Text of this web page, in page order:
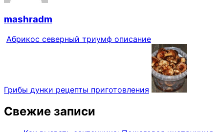
mashradm
Абрикос северный триумф описание
Грибы дунки рецепты приготовления
Свежие записи